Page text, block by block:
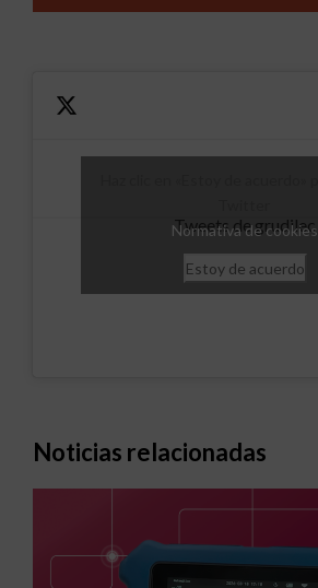
Tweets de grudilec
Normativa de cookies
Estoy de acuerdo
Noticias relacionadas